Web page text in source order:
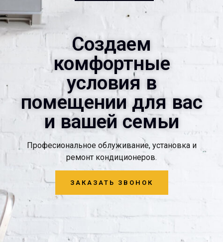
Создаем
комфортные
условия в
помещении для вас
и вашей семьи
Професиональное облуживание, установка и
ремонт кондиционеров.
ЗАКАЗАТЬ ЗВОНОК